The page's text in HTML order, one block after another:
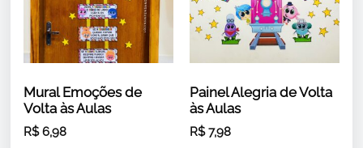
Mural Emoções de
Volta às Aulas
R$6,98
Painel Alegria de Volta
às Aulas
R$7,98